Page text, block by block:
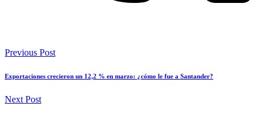
Previous Post
Exportaciones crecieron un 12,2 % en marzo: ¿cómo le fue a Santander?
Next Post